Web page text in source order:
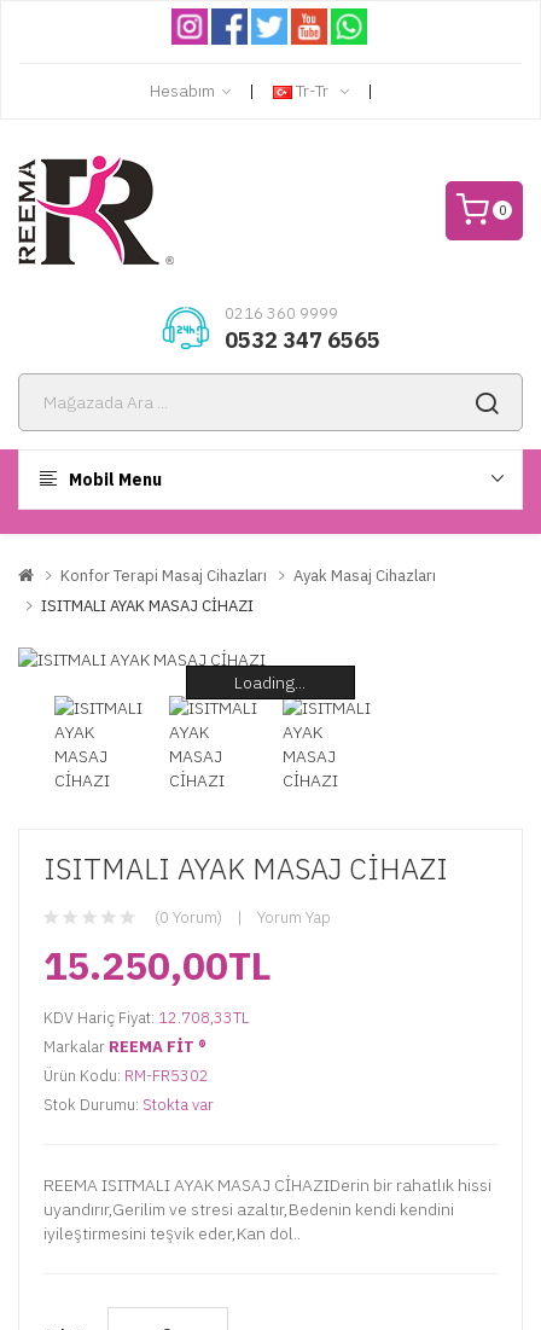
Hesabım Tr-Tr
0
0216 360 9999
0532 347 6565
Mobil Menu
Konfor Terapi Masaj Cihazları
Ayak Masaj Cihazları
ISITMALI AYAK MASAJ CİHAZI
Loading...
Loading...
Loading...
Loading...
Loading...
Loading...
ISITMALI AYAK MASAJ CİHAZI
(0 Yorum) Yorum Yap
15.250,00TL
KDV Hariç Fiyat: 12.708,33TL
Markalar REEMA FİT ®️
Ürün Kodu: RM-FR5302
Stok Durumu: Stokta var
REEMA ISITMALI AYAK MASAJ CİHAZIDerin bir rahatlık hissi
uyandırır,Gerilim ve stresi azaltır,Bedenin kendi kendini
iyileştirmesini teşvik eder,Kan dol..